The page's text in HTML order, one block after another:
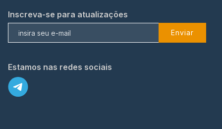
Inscreva-se para atualizações
Enviar
Estamos nas redes sociais